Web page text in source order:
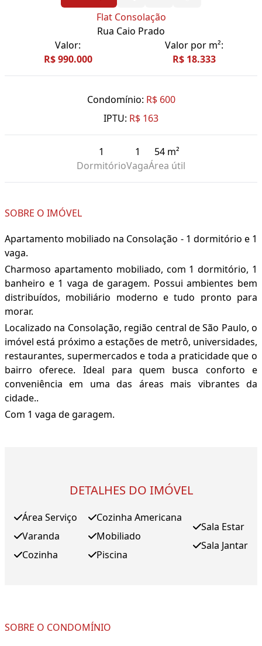
Flat Consolação
Rua Caio Prado
Valor:
R$ 990.000
Valor por m²:
R$ 18.333
Condomínio: R$ 600
IPTU: R$ 163
1
Dormitório
1
Vaga
54 m²
Área útil
SOBRE O IMÓVEL
Apartamento mobiliado na Consolação - 1 dormitório e 1
vaga.
Charmoso apartamento mobiliado, com 1 dormitório, 1
banheiro e 1 vaga de garagem. Possui ambientes bem
distribuídos, mobiliário moderno e tudo pronto para
morar.
Localizado na Consolação, região central de São Paulo, o
imóvel está próximo a estações de metrô, universidades,
restaurantes, supermercados e toda a praticidade que o
bairro oferece. Ideal para quem busca conforto e
conveniência em uma das áreas mais vibrantes da
cidade..
Com 1 vaga de garagem.
DETALHES DO IMÓVEL
Área Serviço
Varanda
Cozinha
Cozinha Americana
Mobiliado
Piscina
Sala Estar
Sala Jantar
SOBRE O CONDOMÍNIO